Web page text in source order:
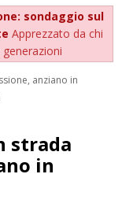
sondaggio sul
Apprezzato da chi
anziano in
strada
in